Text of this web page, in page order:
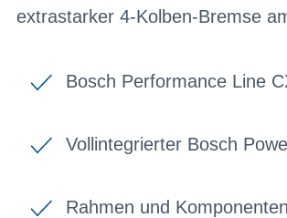
extrastarker 4-Kolben-Bremse
Bosch Performance Line
Vollintegrierter Bosch
Rahmen und